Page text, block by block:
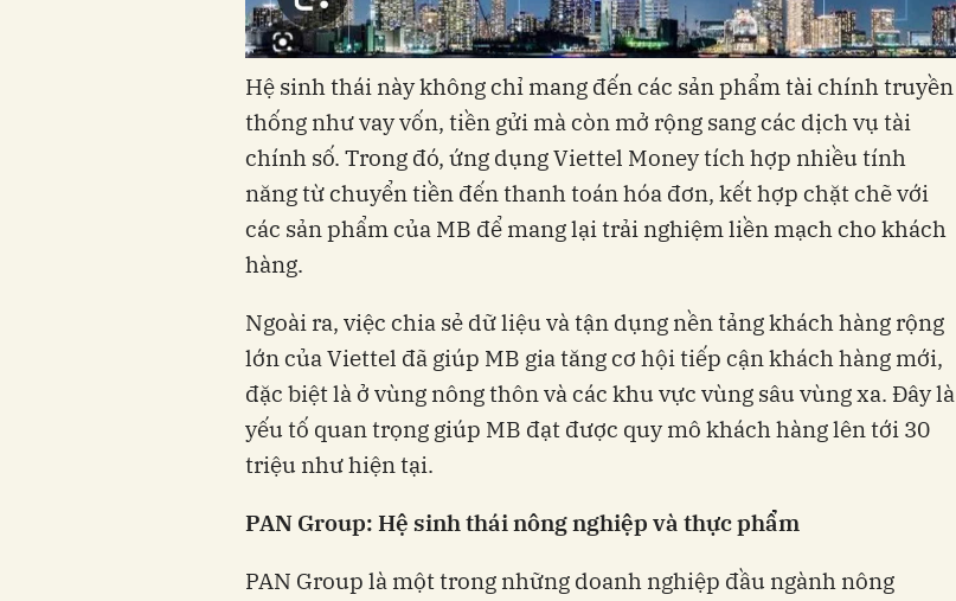
Hệ sinh thái này không chỉ mang đến các sản phẩm tài chính truyền
thống như vay vốn, tiền gửi mà còn mở rộng sang các dịch vụ tài
chính số. Trong đó, ứng dụng Viettel Money tích hợp nhiều tính
năng từ chuyển tiền đến thanh toán hóa đơn, kết hợp chặt chẽ với
các sản phẩm của MB để mang lại trải nghiệm liền mạch cho khách
hàng.
Ngoài ra, việc chia sẻ dữ liệu và tận dụng nền tảng khách hàng rộng
lớn của Viettel đã giúp MB gia tăng cơ hội tiếp cận khách hàng mới,
đặc biệt là ở vùng nông thôn và các khu vực vùng sâu vùng xa. Đây là
yếu tố quan trọng giúp MB đạt được quy mô khách hàng lên tới 30
triệu như hiện tại.
PAN Group: Hệ sinh thái nông nghiệp và thực phẩm
PAN Group là một trong những doanh nghiệp đầu ngành nông